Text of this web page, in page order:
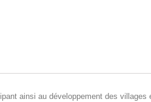
ainsi au développement des villages